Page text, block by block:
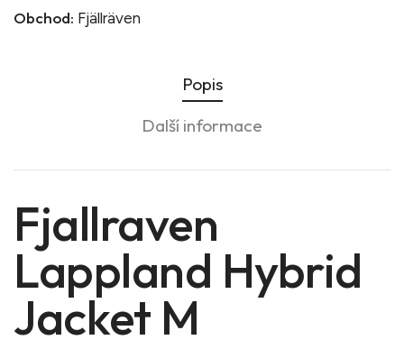
Obchod: Fjällräven
Popis
Další informace
Fjallraven
Lappland Hybrid
Jacket M